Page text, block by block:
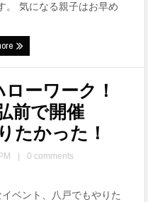
。 気になる親子はお早め
ーワーク！
前で開催
たかった！
0 comments
ベント、八戸でもやりた